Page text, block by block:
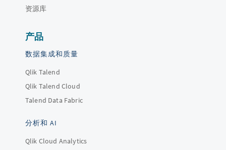
资源库
产品
数据集成和质量
Qlik Talend
Qlik Talend Cloud
Talend Data Fabric
分析和 AI
Qlik Cloud Analytics